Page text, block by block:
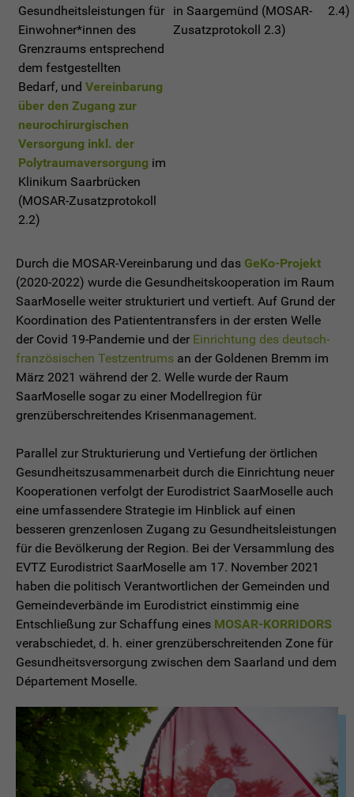
Gesundheitsleistungen für
Einwohner*innen des
Grenzraums entsprechend
dem festgestellten
Bedarf, und Vereinbarung
über den Zugang zur
neurochirurgischen
Versorgung inkl. der
Polytraumaversorgung im
Klinikum Saarbrücken
(MOSAR-Zusatzprotokoll
2.2)
in Saargemünd (MOSAR-
Zusatzprotokoll 2.3)
2.4)
Durch die MOSAR-Vereinbarung und das GeKo-Projekt
(2020-2022) wurde die Gesundheitskooperation im Raum
SaarMoselle weiter strukturiert und vertieft. Auf Grund der
Koordination des Patiententransfers in der ersten Welle
der Covid 19-Pandemie und der Einrichtung des deutsch-
französischen Testzentrums an der Goldenen Bremm im
März 2021 während der 2. Welle wurde der Raum
SaarMoselle sogar zu einer Modellregion für
grenzüberschreitendes Krisenmanagement.
Parallel zur Strukturierung und Vertiefung der örtlichen
Gesundheitszusammenarbeit durch die Einrichtung neuer
Kooperationen verfolgt der Eurodistrict SaarMoselle auch
eine umfassendere Strategie im Hinblick auf einen
besseren grenzenlosen Zugang zu Gesundheitsleistungen
für die Bevölkerung der Region. Bei der Versammlung des
EVTZ Eurodistrict SaarMoselle am 17. November 2021
haben die politisch Verantwortlichen der Gemeinden und
Gemeindeverbände im Eurodistrict einstimmig eine
Entschließung zur Schaffung eines MOSAR-KORRIDORS
verabschiedet, d. h. einer grenzüberschreitenden Zone für
Gesundheitsversorgung zwischen dem Saarland und dem
Département Moselle.